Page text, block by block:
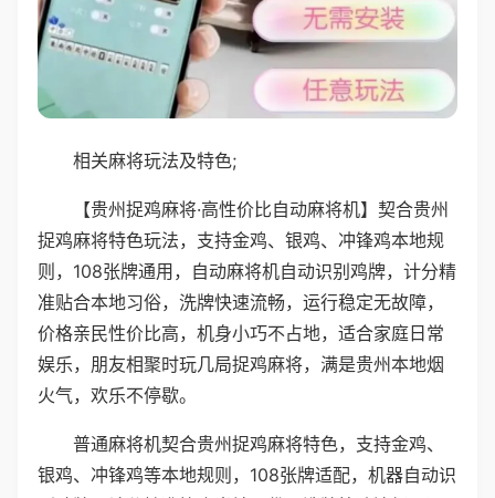
相关麻将玩法及特色;
【贵州捉鸡麻将·高性价比自动麻将机】契合贵州
捉鸡麻将特色玩法，支持金鸡、银鸡、冲锋鸡本地规
则，108张牌通用，自动麻将机自动识别鸡牌，计分精
准贴合本地习俗，洗牌快速流畅，运行稳定无故障，
价格亲民性价比高，机身小巧不占地，适合家庭日常
娱乐，朋友相聚时玩几局捉鸡麻将，满是贵州本地烟
火气，欢乐不停歇。
普通麻将机契合贵州捉鸡麻将特色，支持金鸡、
银鸡、冲锋鸡等本地规则，108张牌适配，机器自动识